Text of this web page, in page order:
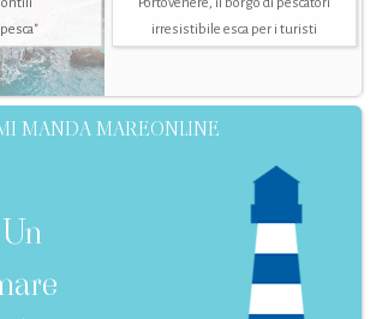
irresistibile esca per i turisti
MANDA MAREONLINE
Un